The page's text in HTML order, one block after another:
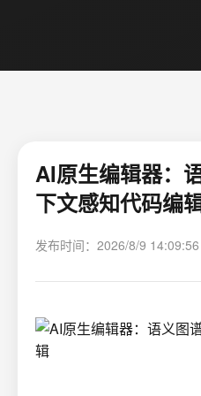
AI原生编辑器：
下文感知代码编
发布时间：2026/8/9 14:09:56